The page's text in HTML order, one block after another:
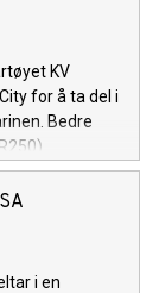
KV
for å ta del i
Bedre
i en